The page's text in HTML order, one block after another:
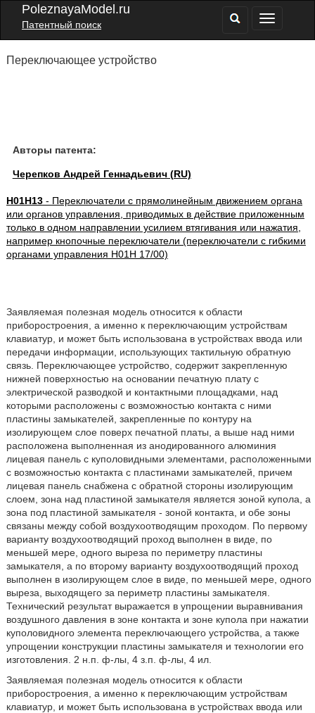
PoleznayaModel.ru
Патентный поиск
Переключающее устройство
Авторы патента:
Черепков Андрей Геннадьевич (RU)
H01H13- Переключатели с прямолинейным движением органа
или органов управления, приводимых в действие приложенным
только в одном направлении усилием втягивания или нажатия,
например кнопочные переключатели (переключатели с гибкими
органами управления H01H 17/00)
Заявляемая полезная модель относится к области
приборостроения, а именно к переключающим устройствам
клавиатур, и может быть использована в устройствах ввода или
передачи информации, использующих тактильную обратную
связь. Переключающее устройство, содержит закрепленную
нижней поверхностью на основании печатную плату с
электрической разводкой и контактными площадками, над
которыми расположены с возможностью контакта с ними
пластины замыкателей, закрепленные по контуру на
изолирующем слое поверх печатной платы, а выше над ними
расположена выполненная из анодированного алюминия
лицевая панель с куполовидными элементами, расположенными
с возможностью контакта с пластинами замыкателей, причем
лицевая панель снабжена с обратной стороны изолирующим
слоем, зона над пластиной замыкателя является зоной купола, а
зона под пластиной замыкателя - зоной контакта, и обе зоны
связаны между собой воздухоотводящим проходом. По первому
варианту воздухоотводящий проход выполнен в виде, по
меньшей мере, одного выреза по периметру пластины
замыкателя, а по второму варианту воздухоотводящий проход
выполнен в изолирующем слое в виде, по меньшей мере, одного
выреза, выходящего за периметр пластины замыкателя.
Технический результат выражается в упрощении выравнивания
воздушного давления в зоне контакта и зоне купола при нажатии
куполовидного элемента переключающего устройства, а также
упрощении конструкции пластины замыкателя и технологии его
изготовления. 2 н.п. ф-лы, 4 з.п. ф-лы, 4 ил.
Заявляемая полезная модель относится к области
приборостроения, а именно к переключающим устройствам
клавиатур, и может быть использована в устройствах ввода или